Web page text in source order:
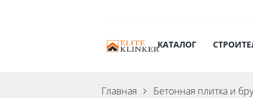
КАТАЛОГ
Главная Бетонная плитка и